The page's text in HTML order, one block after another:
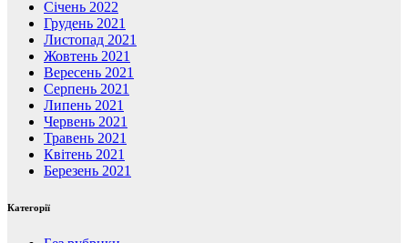
Січень 2022
Грудень 2021
Листопад 2021
Жовтень 2021
Вересень 2021
Серпень 2021
Липень 2021
Червень 2021
Травень 2021
Квітень 2021
Березень 2021
Категорії